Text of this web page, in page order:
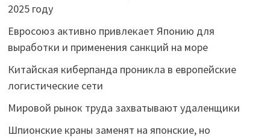
2025 году
Евросоюз активно привлекает Японию для
выработки и применения санкций на море
Китайская киберпанда проникла в европейские
логистические сети
Мировой рынок труда захватывают удаленщики
Шпионские краны заменят на японские, но